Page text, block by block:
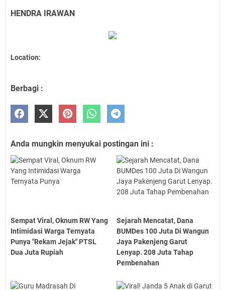
HENDRA IRAWAN
Location:
Berbagi :
Anda mungkin menyukai postingan ini :
Sempat Viral, Oknum RW Yang
Intimidasi Warga Ternyata
Punya "Rekam Jejak" PTSL
Dua Juta Rupiah
Sejarah Mencatat, Dana
BUMDes 100 Juta Di Wangun
Jaya Pakenjeng Garut
Lenyap. 208 Juta Tahap
Pembenahan